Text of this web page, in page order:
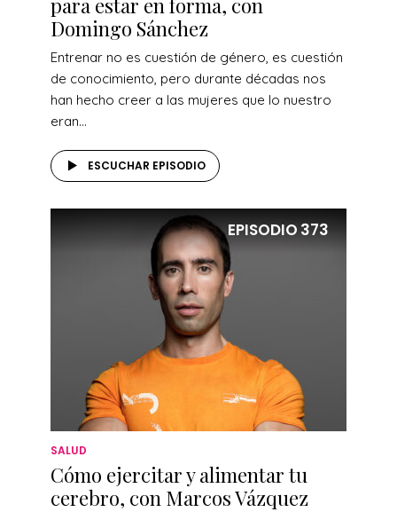
Domingo Sánchez
Entrenar no es cuestión de género, es cuestión
de conocimiento, pero durante décadas nos
han hecho creer a las mujeres que lo nuestro
eran...
ESCUCHAR EPISODIO
EPISODIO373
SALUD
Cómo ejercitar y alimentar tu
cerebro, con Marcos Vázquez